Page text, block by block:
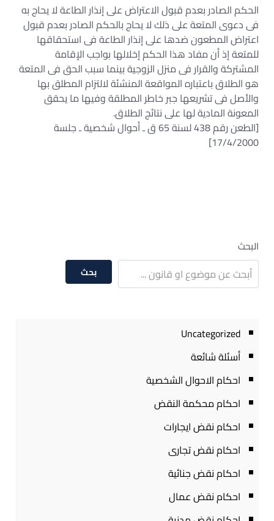
الحكم الصادر بعدم قبول الاعتراض على إنذار الطاعة لا يحاج به
فى دعوى المتعة على ذلك لا يحاج بالحكم الصادر بعدم قبول
اعتراض المطعون ضدها على إنذار الطاعة فى استحقاقها
للمتعة إذ أن مفاد هذا الحكم إخلالها بواجب الإقامة
المشتركة والقرار فى منزل الزوجية بينما سبب الحق فى المتعة
هو الطلاق باعتباره المواقعة المنشئة لالتزام المطلق بها
والأصل فى تشريعها جبر خاطر المطلقة وفيها ما يحقق
المعونة المادية لها على نتائج الطلاق.
[الطعن رقم 438 لسنة 65 ق ـ أحوال شخصية ـ جلسة
17/4/2000]
البحث
بحث
Uncategorized
أسئلة شائعة
احكام الاحوال الشخصية
احكام محكمة النقض
احكام نقض ايجارات
احكام نقض تجارى
احكام نقض جنائية
احكام نقض عمال